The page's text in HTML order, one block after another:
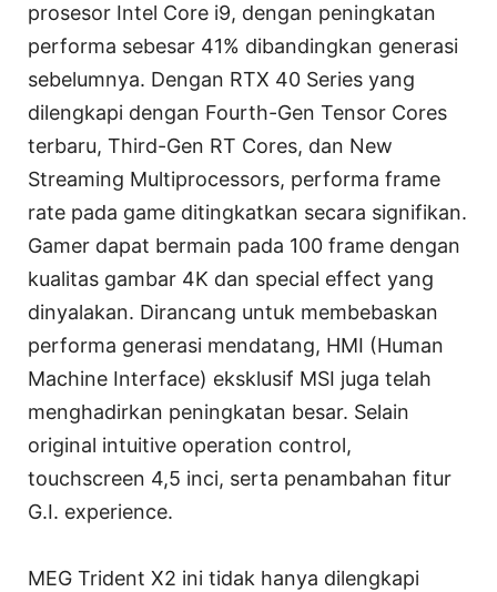
prosesor Intel Core i9, dengan peningkatan
performa sebesar 41% dibandingkan generasi
sebelumnya. Dengan RTX 40 Series yang
dilengkapi dengan Fourth-Gen Tensor Cores
terbaru, Third-Gen RT Cores, dan New
Streaming Multiprocessors, performa frame
rate pada game ditingkatkan secara signifikan.
Gamer dapat bermain pada 100 frame dengan
kualitas gambar 4K dan special effect yang
dinyalakan. Dirancang untuk membebaskan
performa generasi mendatang, HMI (Human
Machine Interface) eksklusif MSI juga telah
menghadirkan peningkatan besar. Selain
original intuitive operation control,
touchscreen 4,5 inci, serta penambahan fitur
G.I. experience.
MEG Trident X2 ini tidak hanya dilengkapi